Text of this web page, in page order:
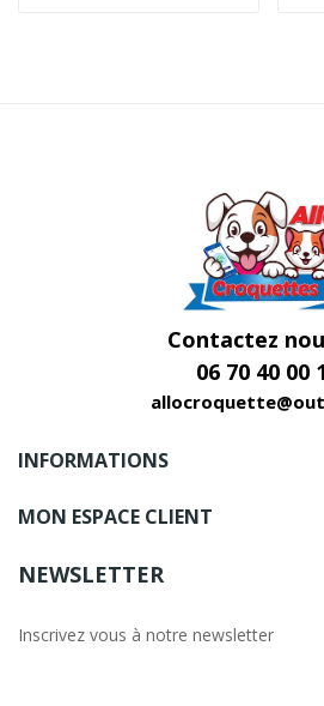
Contactez
06 70 40 00
INFORMATIONS
MON ESPACE CLIENT
NEWSLETTER
Inscrivez vous à notre newsletter